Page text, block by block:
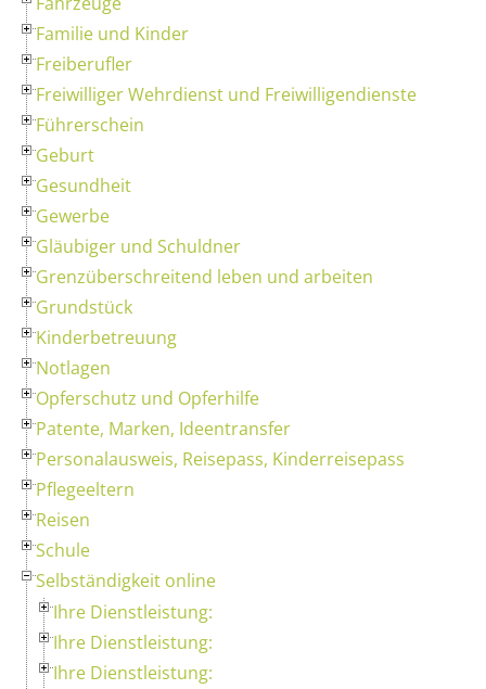
Familie und Kinder
Freiberufler
Freiwilliger Wehrdienst und Freiwilligendienste
Führerschein
Geburt
Gesundheit
Gewerbe
Gläubiger und Schuldner
Grenzüberschreitend leben und arbeiten
Grundstück
Kinderbetreuung
Notlagen
Opferschutz und Opferhilfe
Patente, Marken, Ideentransfer
Personalausweis, Reisepass, Kinderreisepass
Pflegeeltern
Reisen
Schule
Selbständigkeit online
Ihre Dienstleistung:
Ihre Dienstleistung:
Ihre Dienstleistung: